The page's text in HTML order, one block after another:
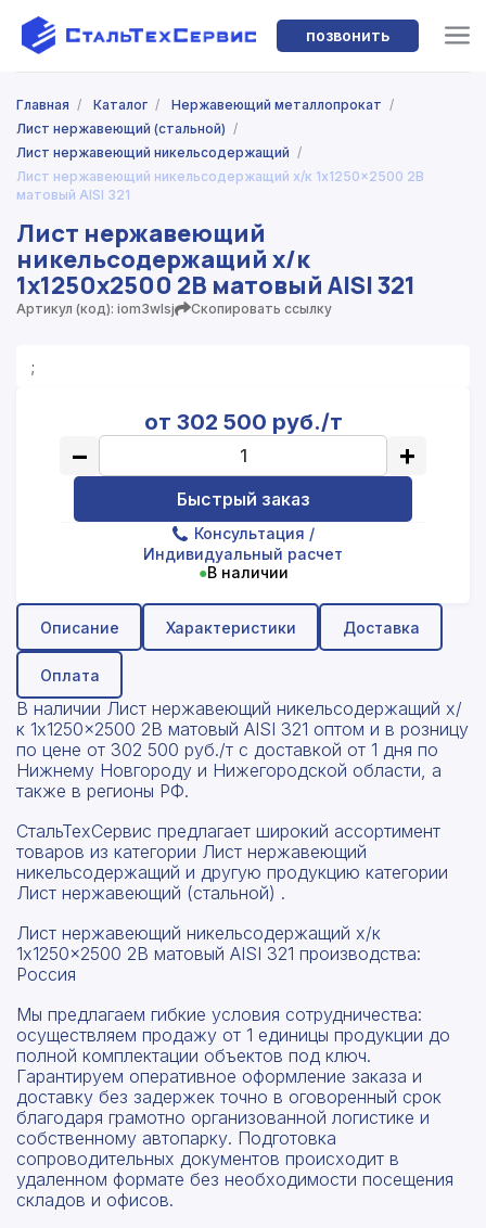
позвонить
Главная / Каталог / Нержавеющий металлопрокат /
Лист нержавеющий (стальной) /
Лист нержавеющий никельсодержащий /
Лист нержавеющий никельсодержащий х/к 1x1250x2500 2B
матовый AISI 321
Лист нержавеющий
никельсодержащий х/к
1x1250x2500 2B матовый AISI 321
Артикул (код): iom3wlsj Скопировать ссылку
;
от 302 500 руб./т
− +
Быстрый заказ
Консультация /
Индивидуальный расчет
●В наличии
Описание Характеристики Доставка
Оплата
В наличии Лист нержавеющий никельсодержащий х/
к 1x1250x2500 2B матовый AISI 321 оптом и в розницу
по цене от 302 500 руб./т с доставкой от 1 дня по
Нижнему Новгороду и Нижегородской области, а
также в регионы РФ.
СтальТехСервис предлагает широкий ассортимент
товаров из категории Лист нержавеющий
никельсодержащий и другую продукцию категории
Лист нержавеющий (стальной) .
Лист нержавеющий никельсодержащий х/к
1x1250x2500 2B матовый AISI 321 производства:
Россия
Мы предлагаем гибкие условия сотрудничества:
осуществляем продажу от 1 единицы продукции до
полной комплектации объектов под ключ.
Гарантируем оперативное оформление заказа и
доставку без задержек точно в оговоренный срок
благодаря грамотно организованной логистике и
собственному автопарку. Подготовка
сопроводительных документов происходит в
удаленном формате без необходимости посещения
складов и офисов.